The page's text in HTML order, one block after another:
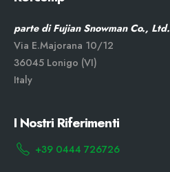
parte di Fujian Snowman Co., Ltd.
Via E.Majorana 10/12
36045 Lonigo (VI)
Italy
I Nostri Riferimenti
+39 0444 726726